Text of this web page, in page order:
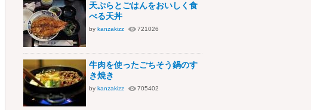
天ぷらとごはんをおいしく食
べる天丼
by kanzakizz 721026
牛肉を使ったごちそう鍋のす
き焼き
by kanzakizz 705402